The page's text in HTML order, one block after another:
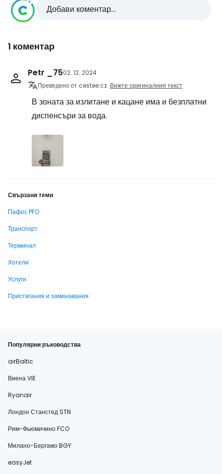
Добави коментар...
1 коментар
Petr _7502. 12. 2024
Преведено от cestee.cz Вижте оригиналния текст
В зоната за излитане и кацане има и безплатни
диспенсъри за вода.
Свързани теми
Пафос PFO
Транспорт
Терминал
Хотели
Услуги
Пристигания и заминавания
Популярни ръководства
airBaltic
Виена VIE
Ryanair
Лондон Станстед STN
Рим-Фьюмичино FCO
Милано-Бергамо BGY
easyJet